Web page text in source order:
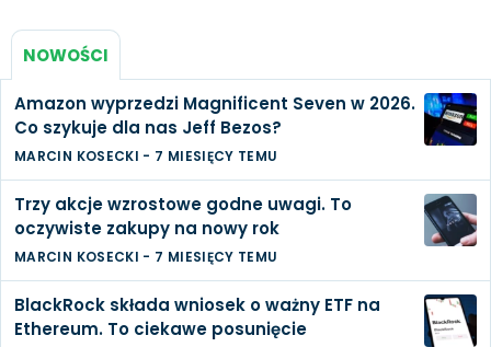
NOWOŚCI
Amazon wyprzedzi Magnificent Seven w 2026.
Co szykuje dla nas Jeff Bezos?
MARCIN KOSECKI - 7 MIESIĘCY TEMU
Trzy akcje wzrostowe godne uwagi. To
oczywiste zakupy na nowy rok
MARCIN KOSECKI - 7 MIESIĘCY TEMU
BlackRock składa wniosek o ważny ETF na
Ethereum. To ciekawe posunięcie